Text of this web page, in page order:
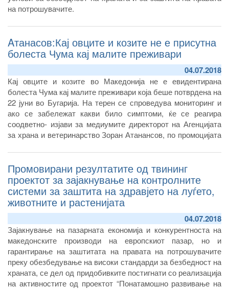
на потрошувачите.
Aтанасов:Кај овците и козите не е присутна
болеста Чума кај малите преживари
04.07.2018
Кај овците и козите во Македонија не е евидентирана
болеста Чума кај малите преживари која беше потврдена на
22 јуни во Бугарија. На терен се спроведува мониторинг и
ако се забележат какви било симптоми, ќе се реагира
соодветно- изјави за медиумите директорот на Агенцијата
за храна и ветеринарство Зоран Атанансов, по промоцијата
на контролните системи на надлежните
Промовирани резултатите од твининг
проектот за зајакнување на контролните
системи за заштита на здравјето на луѓето,
животните и растенијата
04.07.2018
Зајакнување на пазарната економија и конкурентноста на
македонските производи на европскиот пазар, но и
гарантирање на заштитата на правата на потрошувачите
преку обезбедување на високи стандарди за безбедност на
храната, се дел од придобивките постигнати со реализација
на активностите од проектот “Понатамошно развивање на